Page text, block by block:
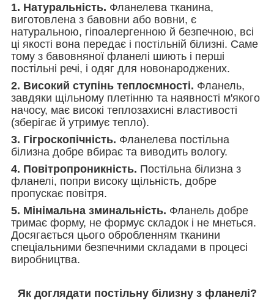
1. Натуральність. Фланелева тканина,
виготовлена з бавовни або вовни, є
натуральною, гіпоалергенною й безпечною, всі
ці якості вона передає і постільній білизні. Саме
тому з бавовняної фланелі шиють і перші
постільні речі, і одяг для новонароджених.
2. Високий ступінь теплоємності. Фланель,
завдяки щільному плетінню та наявності м'якого
начосу, має високі теплозахисні властивості
(зберігає й утримує тепло).
3. Гігроскопічність. Фланелева постільна
білизна добре вбирає та виводить вологу.
4. Повітропроникність. Постільна білизна з
фланелі, попри високу щільність, добре
пропускає повітря.
5. Мінімальна зминальність. Фланель добре
тримає форму, не формує складок і не мнеться.
Досягається цього обробленням тканини
спеціальними безпечними складами в процесі
виробництва.
Як доглядати постільну білизну з фланелі?